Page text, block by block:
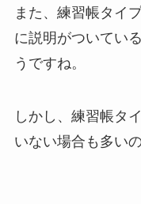
また、練習帳タイ
に説明がついてい
うですね。
しかし、練習帳タ
いない場合も多い